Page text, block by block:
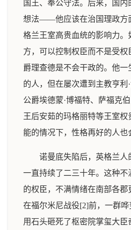
国王、奉公守法。后来，国内
想法——他应该在治国理政方
格兰王室高贵血统的影响力。
方，可以控制权臣而不是受
爵理查德是不会干政的。他一
的人，但在屡次遭到主教亨利
公爵埃德蒙·博福特、萨福克伯
王后安茹的玛格丽特等王室
能的情况下，性格再好的人也
诺曼底失陷后，英格兰人
一直持续了二三十年。这种不
的权臣，不满情绪在南部各郡
在福尔米尼战役[2]前，一群
用石头砸死了枢密院掌玺大臣